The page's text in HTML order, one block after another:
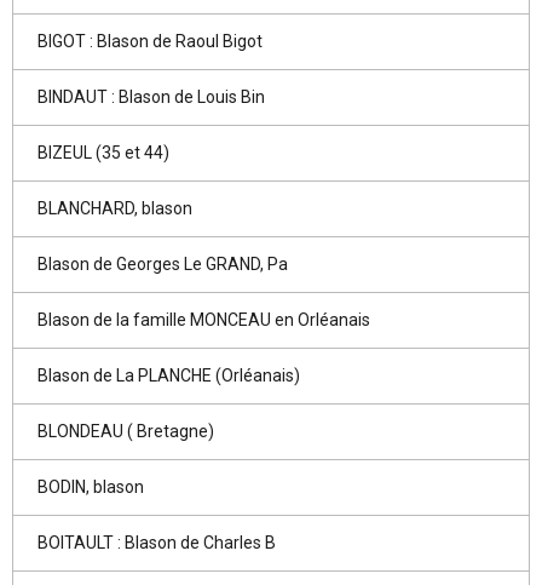
BIGOT : Blason de Raoul Bigot
BINDAUT : Blason de Louis Bin
BIZEUL (35 et 44)
BLANCHARD, blason
Blason de Georges Le GRAND, Pa
Blason de la famille MONCEAU en Orléanais
Blason de La PLANCHE (Orléanais)
BLONDEAU ( Bretagne)
BODIN, blason
BOITAULT : Blason de Charles B